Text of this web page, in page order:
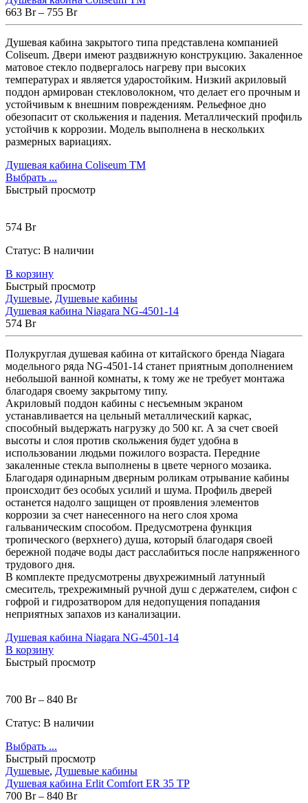
663 Br– 755 Br
Душевая кабина закрытого типа представлена компанией
Coliseum. Двери имеют раздвижную конструкцию. Закаленное
матовое стекло подвергалось нагреву при высоких
температурах и является ударостойким. Низкий акриловый
поддон армирован стекловолокном, что делает его прочным и
устойчивым к внешним повреждениям. Рельефное дно
обезопасит от скольжения и падения. Металлический профиль
устойчив к коррозии. Модель выполнена в нескольких
размерных вариациях.
Душевая кабина Coliseum TM
Выбрать ...
Быстрый просмотр
574 Br
Статус: В наличии
В корзину
Быстрый просмотр
Душевые, Душевые кабины
Душевая кабина Niagara NG-4501-14
574 Br
Полукруглая душевая кабина от китайского бренда Niagara
модельного ряда NG-4501-14 станет приятным дополнением
небольшой ванной комнаты, к тому же не требует монтажа
благодаря своему закрытому типу.
Акриловый поддон кабины с несъемным экраном
устанавливается на цельный металлический каркас,
способный выдержать нагрузку до 500 кг. А за счет своей
высоты и слоя против скольжения будет удобна в
использовании людьми пожилого возраста. Передние
закаленные стекла выполнены в цвете черного мозаика.
Благодаря одинарным дверным роликам отрывание кабины
происходит без особых усилий и шума. Профиль дверей
останется надолго защищен от проявления элементов
коррозии за счет нанесенного на него слоя хрома
гальваническим способом. Предусмотрена функция
тропического (верхнего) душа, который благодаря своей
бережной подаче воды даст расслабиться после напряженного
трудового дня.
В комплекте предусмотрены двухрежимный латунный
смеситель, трехрежимный ручной душ с держателем, сифон с
гофрой и гидрозатвором для недопущения попадания
неприятных запахов из канализации.
Душевая кабина Niagara NG-4501-14
В корзину
Быстрый просмотр
700 Br– 840 Br
Статус: В наличии
Выбрать ...
Быстрый просмотр
Душевые, Душевые кабины
Душевая кабина Erlit Comfort ER 35 TP
700 Br– 840 Br